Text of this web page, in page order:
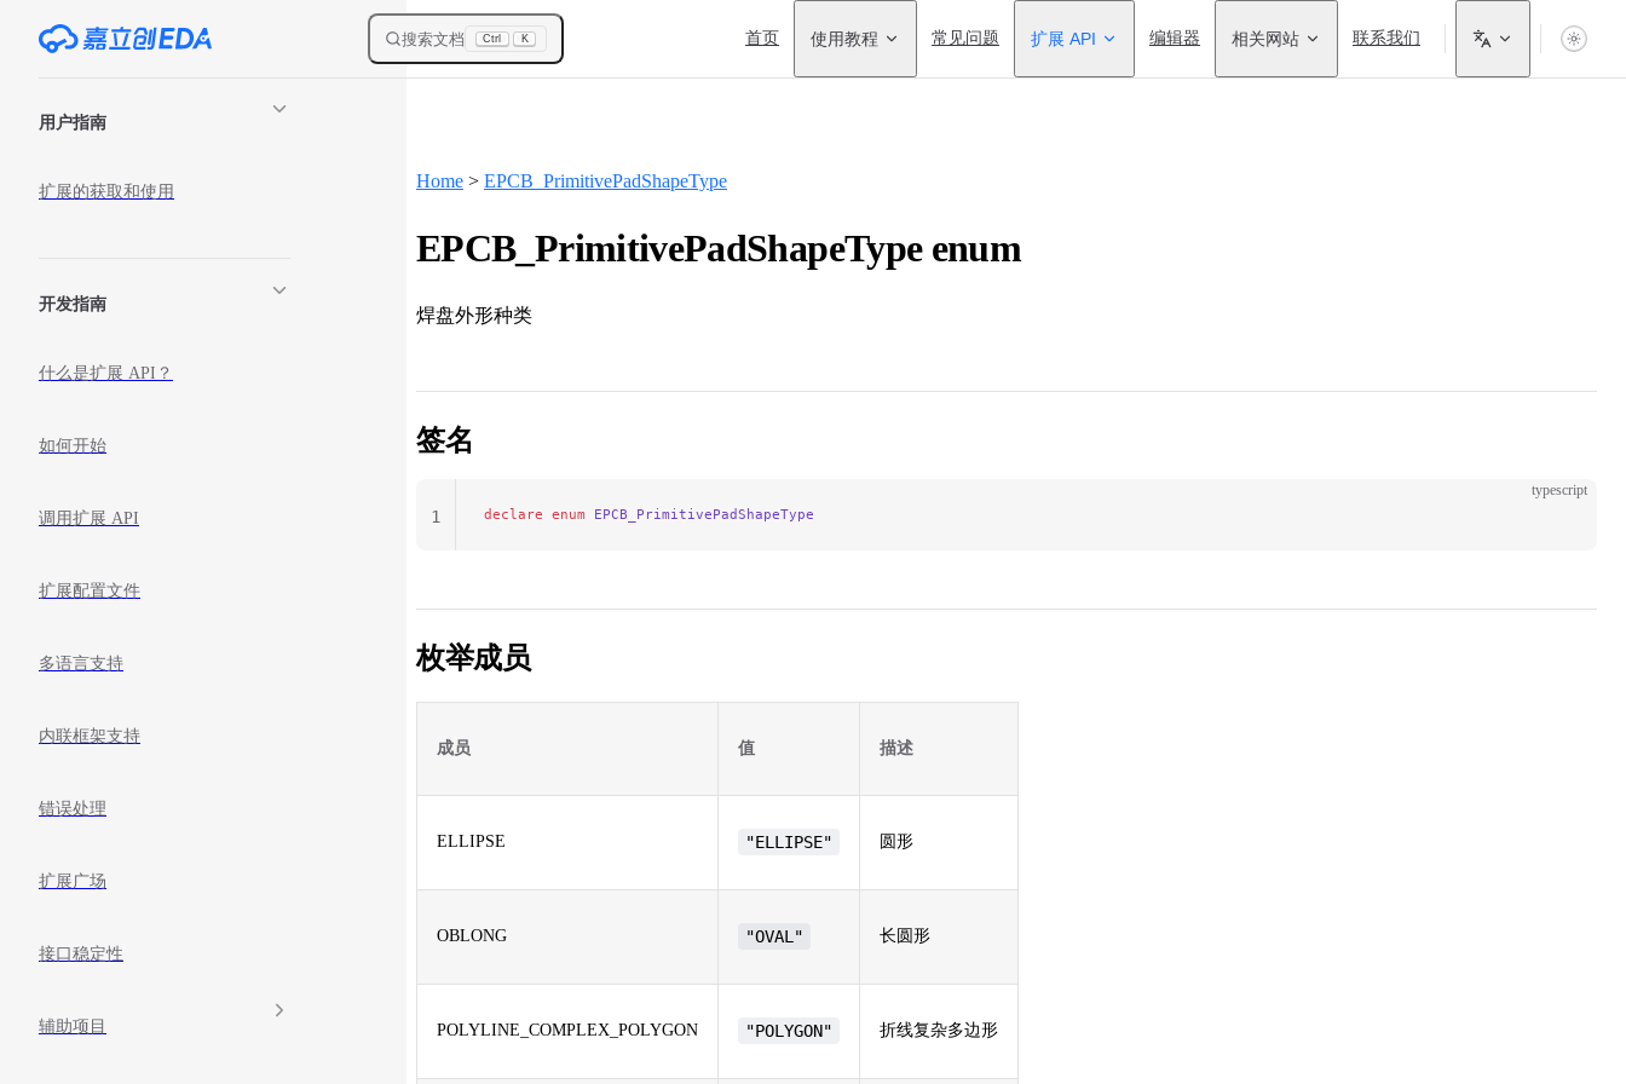
Skip to content 搜索文档 Ctrl K
Main Navigation
首页 使用教程 常见问题 扩展 API 编辑器 相关网站 联系我们
用户指南
扩展的获取和使用
开发指南
什么是扩展 API？
如何开始
调用扩展 API
扩展配置文件
多语言支持
内联框架支持
错误处理
扩展广场
接口稳定性
辅助项目
Home > EPCB_PrimitivePadShapeType
EPCB_PrimitivePadShapeType enum
焊盘外形种类
签名
typescript
declare enum EPCB_PrimitivePadShapeType
1
枚举成员
成员 值 描述
ELLIPSE "ELLIPSE" 圆形
OBLONG "OVAL" 长圆形
POLYLINE_COMPLEX_POLYGON "POLYGON" 折线复杂多边形